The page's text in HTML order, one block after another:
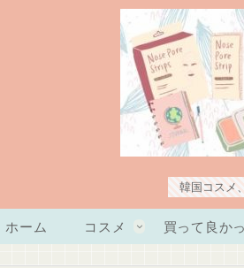
韓国コスメ
ホーム コスメ 買って良か